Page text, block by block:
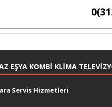
EŞYA KOMBI KLIMA
Servis Hizmetleri